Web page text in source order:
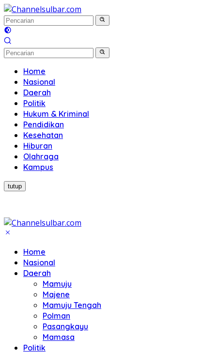
Langsung
ke
konten
Home
Nasional
Daerah
Politik
Hukum & Kriminal
Pendidikan
Kesehatan
Hiburan
Olahraga
Kampus
tutup
Home
Nasional
Daerah
Mamuju
Majene
Mamuju Tengah
Polman
Pasangkayu
Mamasa
Politik